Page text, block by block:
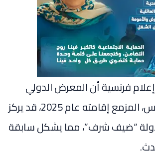
فرنسية أن المعرض الدولي
للفلاحة في باريس، المزمع إقامته عام 2025، قد يركز
“ضيف شرف”، مما يشكل سابقة